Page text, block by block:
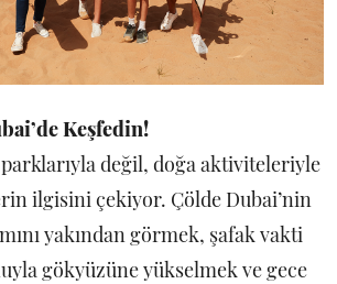
Keşfedin!
parklarıyla değil, doğa aktiviteleriyle
ilgisini çekiyor. Çölde Dubai’nin
yakından görmek, şafak vakti
gökyüzüne yükselmek ve gece